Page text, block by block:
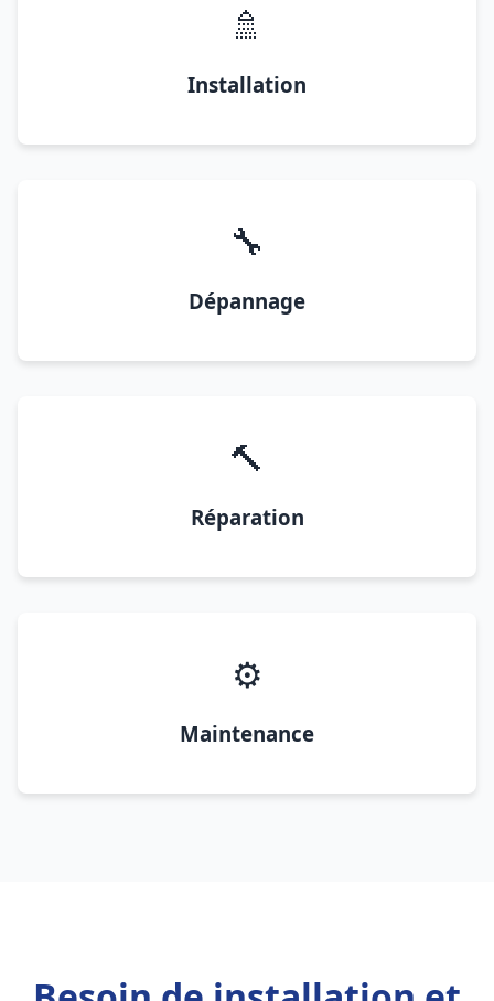
🚿
Installation
🔧
Dépannage
🔨
Réparation
⚙️
Maintenance